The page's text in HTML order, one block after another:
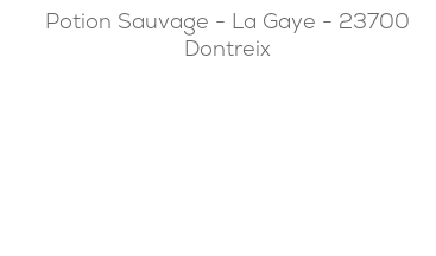
Potion Sauvage - La Gaye - 23700
Dontreix